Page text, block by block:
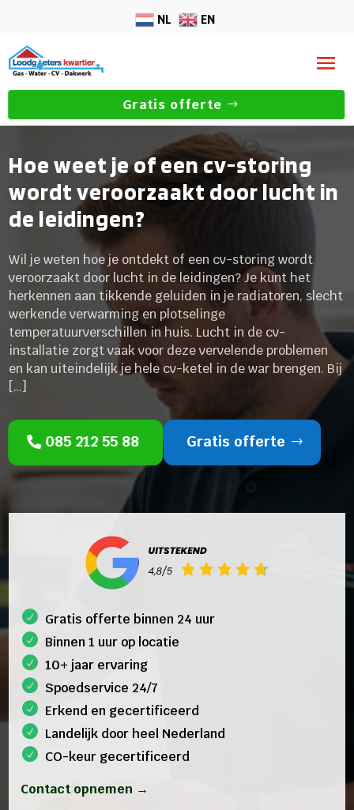
NL EN
Gratis offerte
Hoe weet je of een cv-storing
wordt veroorzaakt door lucht in
de leidingen?
Wil je weten hoe je ontdekt of een cv-storing wordt
veroorzaakt door lucht in de leidingen? Je kunt het
herkennen aan tikkende geluiden in je radiatoren, slecht
werkende verwarming en plotselinge
temperatuurverschillen in huis. Lucht in de cv-
installatie zorgt vaak voor deze vervelende problemen
en kan uiteindelijk je hele cv-ketel in de war brengen. Bij
[…]
085 212 55 88 Gratis offerte
Gratis offerte binnen 24 uur
Binnen 1 uur op locatie
10+ jaar ervaring
Spoedservice 24/7
Erkend en gecertificeerd
Landelijk door heel Nederland
CO-keur gecertificeerd
Contact opnemen →